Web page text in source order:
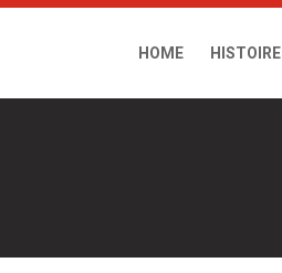
HOME HISTOIRE